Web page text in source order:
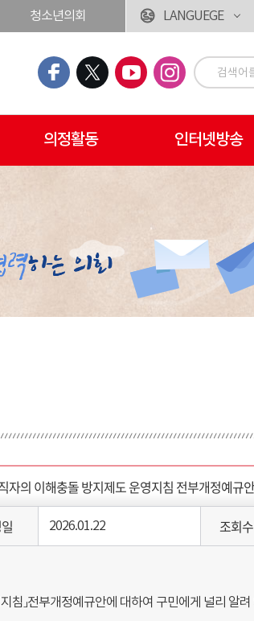
청소년의회 LANGUEGE
의정활동 인터넷방송
자의 이해충돌 방지제도 운영지침 전부개정예규
2026.01.22 조회수
」전부개정예규안에 대하여 구민에게 널리 알려